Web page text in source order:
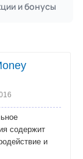
и бонусы
содержит
и